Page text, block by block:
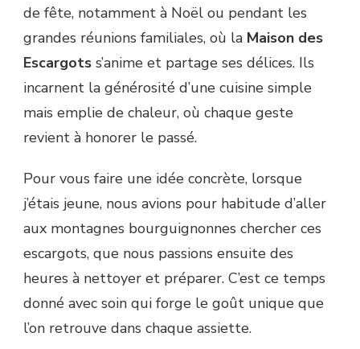
de fête, notamment à Noël ou pendant les
grandes réunions familiales, où la Maison des
Escargots s’anime et partage ses délices. Ils
incarnent la générosité d’une cuisine simple
mais emplie de chaleur, où chaque geste
revient à honorer le passé.
Pour vous faire une idée concrète, lorsque
j’étais jeune, nous avions pour habitude d’aller
aux montagnes bourguignonnes chercher ces
escargots, que nous passions ensuite des
heures à nettoyer et préparer. C’est ce temps
donné avec soin qui forge le goût unique que
l’on retrouve dans chaque assiette.